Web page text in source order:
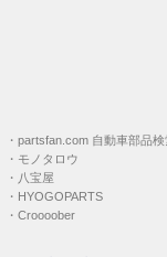
・ partsfan.com 自動車部品検
・ モノタロウ
・ 八宝屋
・ HYOGOPARTS
・ Croooober